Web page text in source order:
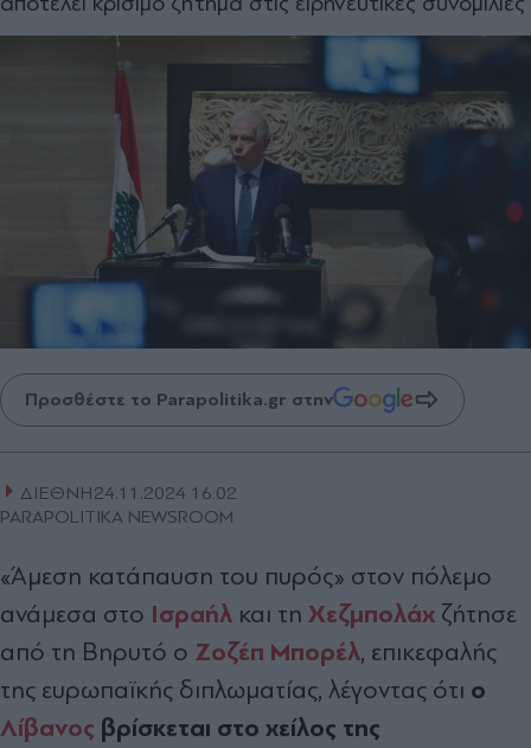
Προσθέστε το Parapolitika.gr στην
ΔΙΕΘΝΗ24.11.2024 16:02
PARAPOLITIKA NEWSROOM
«Άμεση κατάπαυση του πυρός» στον πόλεμο
ανάμεσα στο Ισραήλ και τη Χεζμπολάχ ζήτησε
από τη Βηρυτό ο Ζοζέπ Μπορέλ, επικεφαλής
της ευρωπαϊκής διπλωματίας, λέγοντας ότι ο
Λίβανος βρίσκεται στο χείλος της